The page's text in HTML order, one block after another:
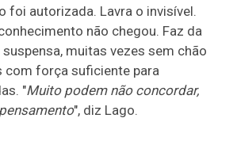
foi autorizada. Lavra o invisível.
não chegou. Faz da
muitas vezes sem chão
com força suficiente para
"Muito podem não concordar,
", diz Lago.